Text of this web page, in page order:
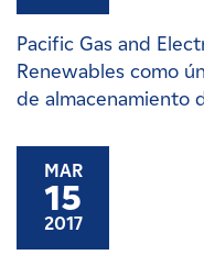
Pacific Gas and
Renewables como
de almacenamiento
MAR
15
2017